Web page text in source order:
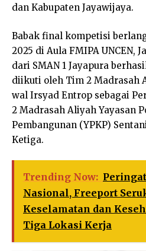
dan Kabupaten Jayawijaya.
Babak final kompetisi
2025 di Aula FMIPA UNCEN,
dari SMAN 1 Jayapura
diikuti oleh Tim 2 Madrasah
wal Irsyad Entrop sebagai
2 Madrasah Aliyah Yayasan
Pembangunan (YPKP)
Ketiga.
Trending Now:
Nasional, Freeport
Keselamatan dan
Tiga Lokasi Kerja